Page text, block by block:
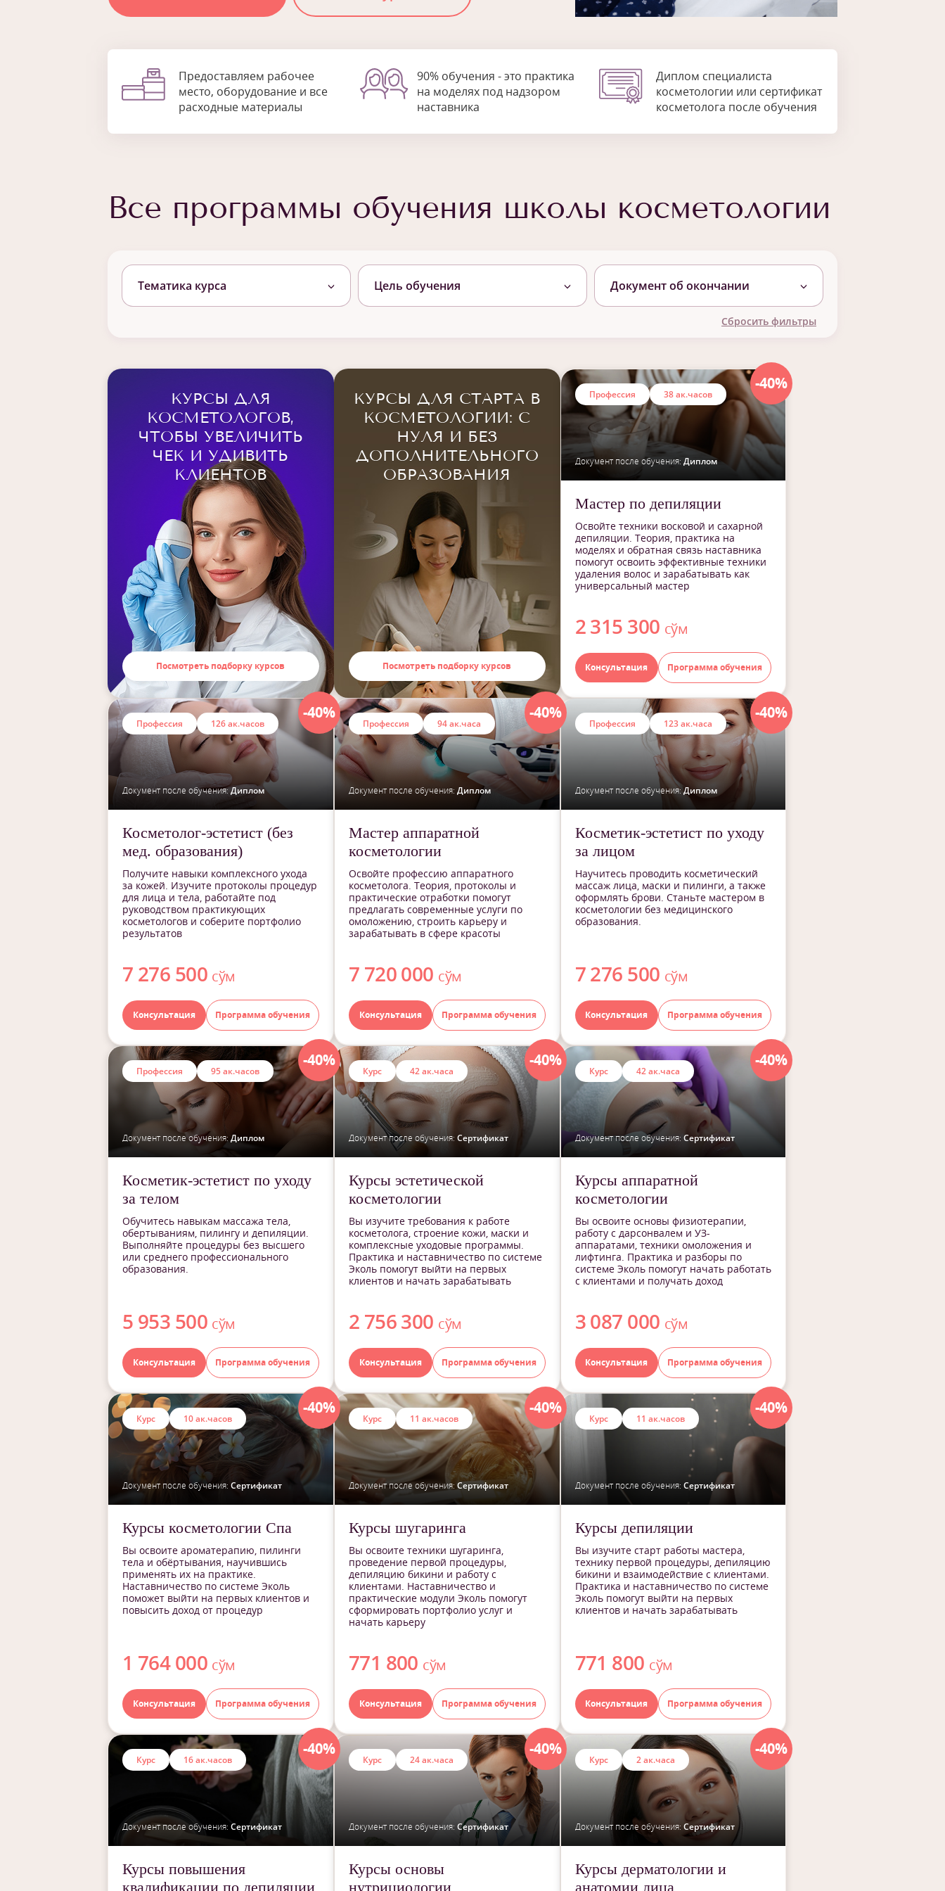
Предоставляем рабочее
место, оборудование и все
расходные материалы
90% обучения - это практика
на моделях под надзором
наставника
Диплом специалиста
косметологии или сертификат
косметолога после обучения
Все программы обучения школы косметологии
Тематика курса
Эстетическая косметология
Депиляция
массажист
Шугаринг
Повышение квалификации по
депиляции
Диетология
Нутрициология
Цель обучения
Повышение квалификации
Документ об окончании
Сбросить фильтры
КУРСЫ ДЛЯ
КОСМЕТОЛОГОВ,
ЧТОБЫ УВЕЛИЧИТЬ
ЧЕК И УДИВИТЬ
КЛИЕНТОВ
Посмотреть подборку курсов
КУРСЫ ДЛЯ СТАРТА В
КОСМЕТОЛОГИИ: С
НУЛЯ И БЕЗ
ДОПОЛНИТЕЛЬНОГО
ОБРАЗОВАНИЯ
Посмотреть подборку курсов
-40%
Профессия 38 ак.часов
Документ после обучения: Диплом
Мастер по депиляции
Освойте техники восковой и сахарной
депиляции. Теория, практика на
моделях и обратная связь наставника
помогут освоить эффективные техники
удаления волос и зарабатывать как
универсальный мастер
2 315 300 сўм
Консультация Программа обучения
-40%
Профессия 126 ак.часов
Документ после обучения:Диплом
Косметолог-эстетист (без
мед. образования)
Получите навыки комплексного ухода
за кожей. Изучите протоколы процедур
для лица и тела, работайте под
руководством практикующих
косметологов и соберите портфолио
результатов
7 276 500 сўм
Консультация Программа обучения
-40%
Профессия 94 ак.часа
Документ после обучения: Диплом
Мастер аппаратной
косметологии
Освойте профессию аппаратного
косметолога. Теория, протоколы и
практические отработки помогут
предлагать современные услуги по
омоложению, строить карьеру и
зарабатывать в сфере красоты
7 720 000 сўм
Консультация Программа обучения
-40%
Профессия 123 ак.часа
Документ после обучения: Диплом
Косметик-эстетист по уходу
за лицом
Научитесь проводить косметический
массаж лица, маски и пилинги, а также
оформлять брови. Станьте мастером в
косметологии без медицинского
образования.
7 276 500 сўм
Консультация Программа обучения
-40%
Профессия 95 ак.часов
Документ после обучения: Диплом
Косметик-эстетист по уходу
за телом
Обучитесь навыкам массажа тела,
обертываниям, пилингу и депиляции.
Выполняйте процедуры без высшего
или среднего профессионального
образования.
5 953 500 сўм
Консультация Программа обучения
-40%
Курс 42 ак.часа
Документ после обучения: Сертификат
Курсы эстетической
косметологии
Вы изучите требования к работе
косметолога, строение кожи, маски и
комплексные уходовые программы.
Практика и наставничество по системе
Эколь помогут выйти на первых
клиентов и начать зарабатывать
2 756 300 сўм
Консультация Программа обучения
-40%
Курс 42 ак.часа
Документ после обучения: Сертификат
Курсы аппаратной
косметологии
Вы освоите основы физиотерапии,
работу с дарсонвалем и УЗ-
аппаратами, техники омоложения и
лифтинга. Практика и разборы по
системе Эколь помогут начать работать
с клиентами и получать доход
3 087 000 сўм
Консультация Программа обучения
-40%
Курс 10 ак.часов
Документ после обучения: Сертификат
Курсы косметологии Спа
Вы освоите ароматерапию, пилинги
тела и обёртывания, научившись
применять их на практике.
Наставничество по системе Эколь
поможет выйти на первых клиентов и
повысить доход от процедур
1 764 000 сўм
Консультация Программа обучения
-40%
Курс 11 ак.часов
Документ после обучения: Сертификат
Курсы шугаринга
Вы освоите техники шугаринга,
проведение первой процедуры,
депиляцию бикини и работу с
клиентами. Наставничество и
практические модули Эколь помогут
сформировать портфолио услуг и
начать карьеру
771 800 сўм
Консультация Программа обучения
-40%
Курс 11 ак.часов
Документ после обучения: Сертификат
Курсы депиляции
Вы изучите старт работы мастера,
технику первой процедуры, депиляцию
бикини и взаимодействие с клиентами.
Практика и наставничество по системе
Эколь помогут выйти на первых
клиентов и начать зарабатывать
771 800 сўм
Консультация Программа обучения
-40%
Курс 16 ак.часов
Документ после обучения: Сертификат
Курсы повышения
квалификации по депиляции
-40%
Курс 24 ак.часа
Документ после обучения: Сертификат
Курсы основы
нутрициологии
-40%
Курс 2 ак.часа
Документ после обучения: Сертификат
Курсы дерматологии и
анатомии лица